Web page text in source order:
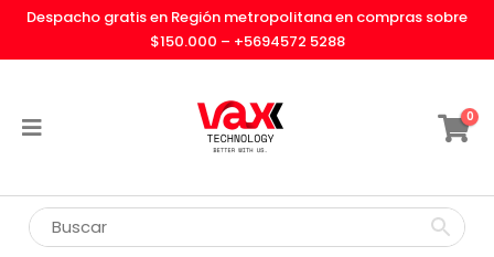
Despacho gratis en Región metropolitana en compras sobre
$150.000 – +5694572 5288
0